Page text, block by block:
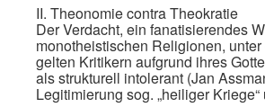
II. Theonomie contra Theokratie
Der Verdacht, ein fanatisierendes
monotheistischen Religionen,
gelten Kritikern aufgrund ihres
als strukturell intolerant (Jan
Legitimierung sog. „heiliger